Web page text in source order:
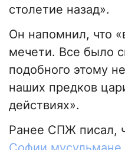
столетие назад».
Он напомнил, что
мечети. Все было
подобного этому
наших предков
действиях».
Ранее СПЖ писал,